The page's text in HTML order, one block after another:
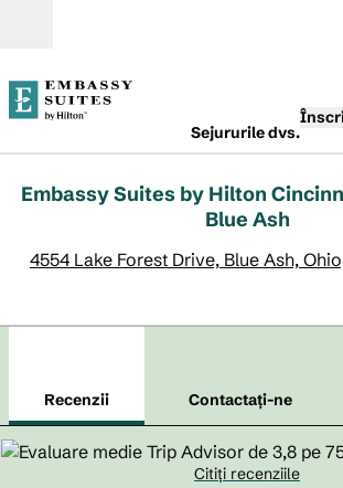
Sejururile dvs.
Embassy Suites by Hilton
Blue Ash
4554 Lake Forest Drive, Blue Ash,
Recenzii Contactaţi-ne
Citiți recenziile